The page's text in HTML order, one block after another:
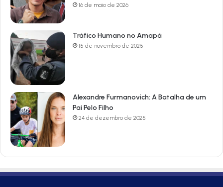
16 de maio de 2026
Tráfico Humano no Amapá
15 de novembro de 2025
Alexandre Furmanovich: A Batalha de um
Pai Pelo Filho
24 de dezembro de 2025